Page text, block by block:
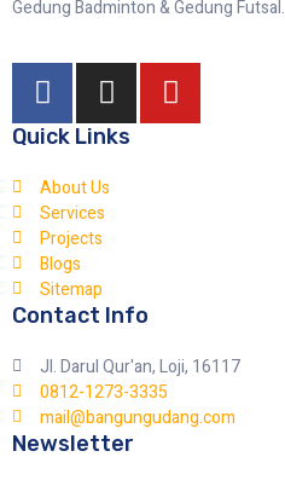
Gedung Badminton & Gedung Futsal.
Quick Links
About Us
Services
Projects
Blogs
Sitemap
Contact Info
Jl. Darul Qur'an, Loji, 16117
0812-1273-3335
mail@bangungudang.com
Newsletter